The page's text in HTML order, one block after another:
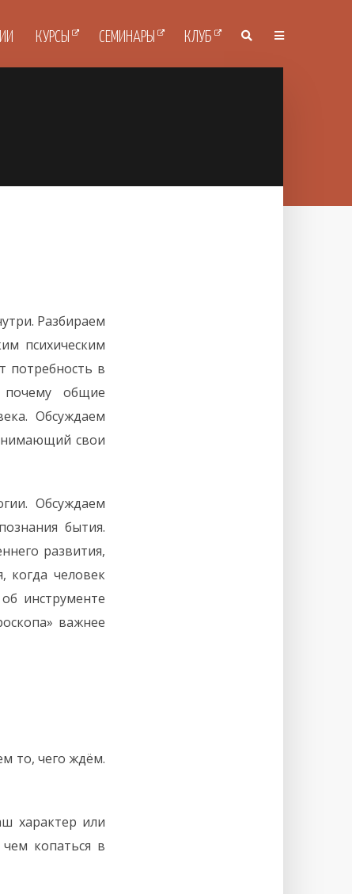
КУРСЫ СЕМИНАРЫ КЛУБ
Разбираем
психическим
потребность в
общие
Обсуждаем
свои
Обсуждаем
бытия.
развития,
когда человек
инструменте
важнее
то, чего ждём.
характер или
копаться в